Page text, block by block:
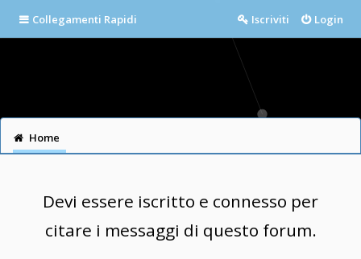
Collegamenti Rapidi Login
Iscriviti
Home
Devi essere iscritto e connesso per
citare i messaggi di questo forum.